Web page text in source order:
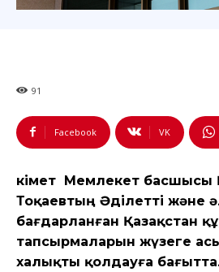
91
Facebook VK
Үкімет Мемлекет
Тоқаевтың Әділетті және
бағдарланған Қазақстан
тапсырмаларын жүзеге
халықты қолдауға